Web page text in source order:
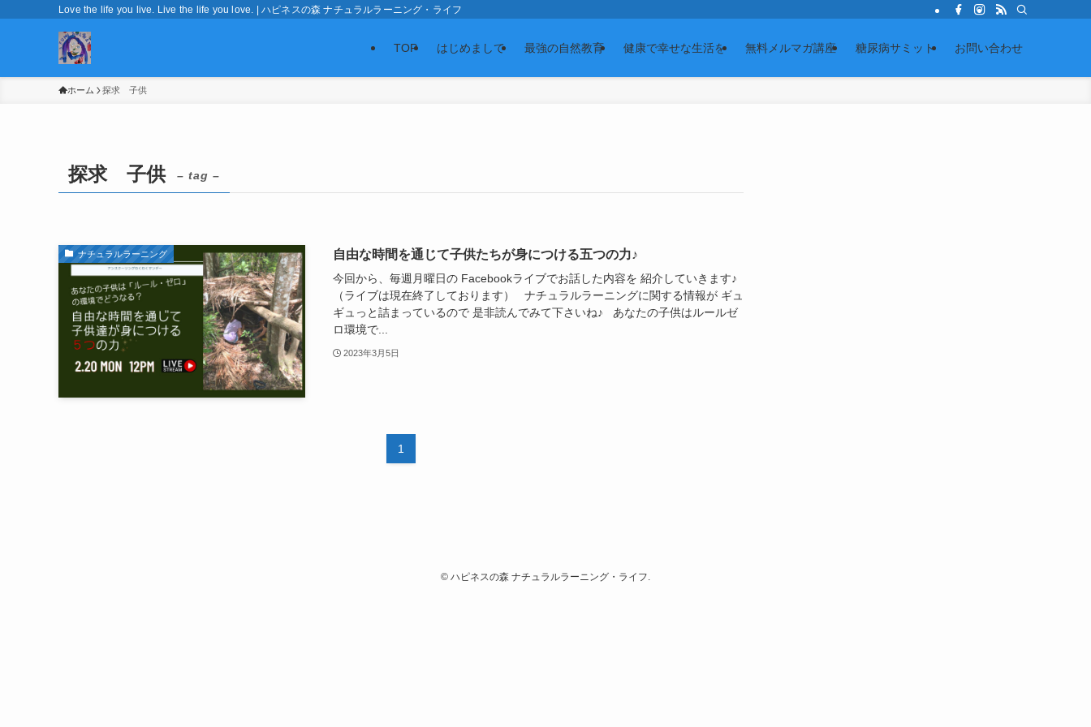
Love the life you live. Live the life you love. | ハピネスの森 ナチュラルラーニング・ライフ
TOP はじめまして 最強の自然教育 健康で幸せな生活を 無料メルマガ講座 糖尿病サミット お問い合わせ
ホーム 探求 子供
探求 子供 – tag –
ナチュラルラーニング 自由な時間を通じて子供たちが身につける五つの力♪
今回から、毎週月曜日の Facebookライブでお話した内容を 紹介していきます♪
（ライブは現在終了しております） ナチュラルラーニングに関する情報が ギュ
ギュっと詰まっているので 是非読んでみて下さいね♪ あなたの子供はルールゼ
ロ環境で...
2023年3月5日
1
© ハピネスの森 ナチュラルラーニング・ライフ.